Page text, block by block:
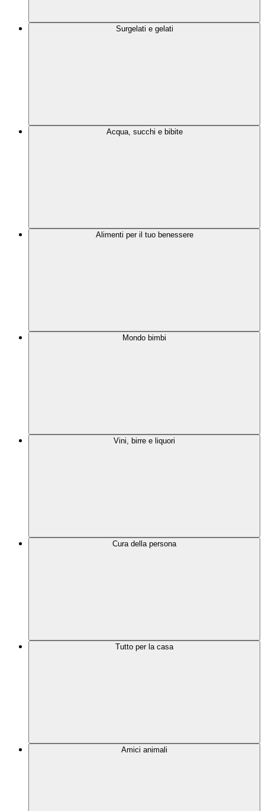
Surgelati e gelati
Acqua, succhi e bibite
Alimenti per il tuo benessere
Mondo bimbi
Vini, birre e liquori
Cura della persona
Tutto per la casa
Amici animali